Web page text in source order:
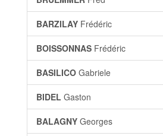
BARZILAY Frédéric
BOISSONNAS Frédéric
BASILICO Gabriele
BIDEL Gaston
BALAGNY Georges